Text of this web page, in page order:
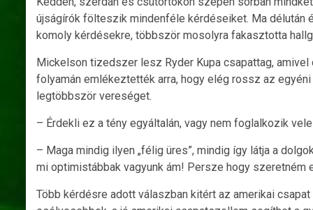
újságírók fölteszik mindenféle kérdéseiket. Ma délután
komoly kérdésekre, többször mosolyra fakasztotta
Mickelson tizedszer lesz Ryder Kupa csapattag,
folyamán emlékeztették arra, hogy elég rossz az
legtöbbször vereséget.
– Érdekli ez a tény egyáltalán, vagy nem foglalkozik
– Maga mindig ilyen „félig üres”, mindig így látja a
mi optimistábbak vagyunk ám! Persze hogy
Több kérdésre adott válaszban kitért az amerikai